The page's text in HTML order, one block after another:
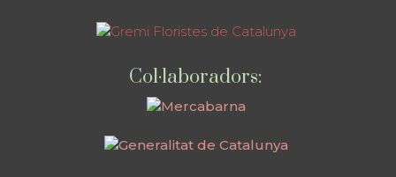
Col·laboradors: